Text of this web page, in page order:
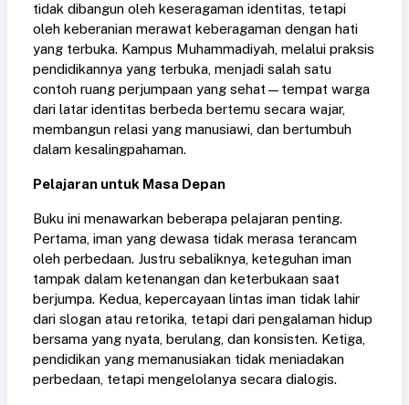
tidak dibangun oleh keseragaman identitas, tetapi
oleh keberanian merawat keberagaman dengan hati
yang terbuka. Kampus Muhammadiyah, melalui praksis
pendidikannya yang terbuka, menjadi salah satu
contoh ruang perjumpaan yang sehat—tempat warga
dari latar identitas berbeda bertemu secara wajar,
membangun relasi yang manusiawi, dan bertumbuh
dalam kesalingpahaman.
Pelajaran untuk Masa Depan
Buku ini menawarkan beberapa pelajaran penting.
Pertama, iman yang dewasa tidak merasa terancam
oleh perbedaan. Justru sebaliknya, keteguhan iman
tampak dalam ketenangan dan keterbukaan saat
berjumpa. Kedua, kepercayaan lintas iman tidak lahir
dari slogan atau retorika, tetapi dari pengalaman hidup
bersama yang nyata, berulang, dan konsisten. Ketiga,
pendidikan yang memanusiakan tidak meniadakan
perbedaan, tetapi mengelolanya secara dialogis.